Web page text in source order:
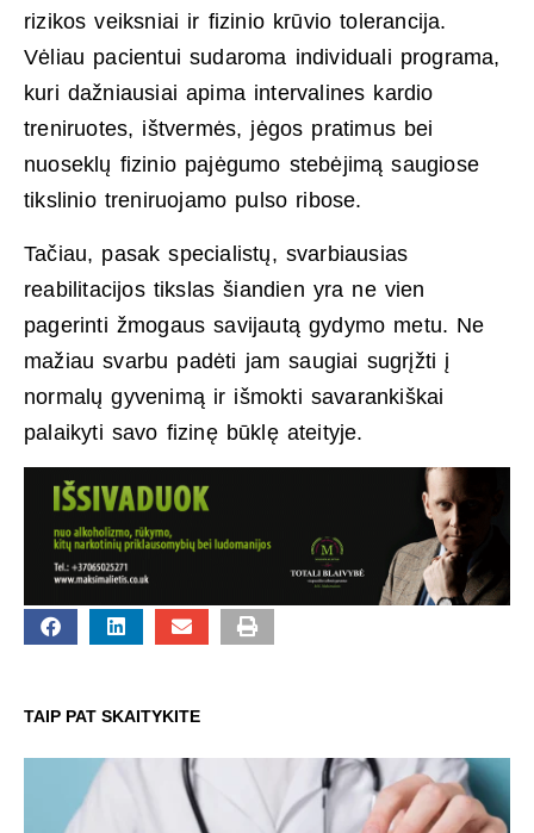
rizikos veiksniai ir fizinio krūvio tolerancija.
Vėliau pacientui sudaroma individuali programa,
kuri dažniausiai apima intervalines kardio
treniruotes, ištvermės, jėgos pratimus bei
nuoseklų fizinio pajėgumo stebėjimą saugiose
tikslinio treniruojamo pulso ribose.
Tačiau, pasak specialistų, svarbiausias
reabilitacijos tikslas šiandien yra ne vien
pagerinti žmogaus savijautą gydymo metu. Ne
mažiau svarbu padėti jam saugiai sugrįžti į
normalų gyvenimą ir išmokti savarankiškai
palaikyti savo fizinę būklę ateityje.
TAIP PAT SKAITYKITE